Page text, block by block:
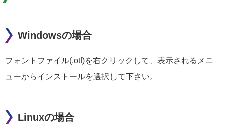
Windowsの場合
フォントファイル(.otf)を右クリックして、表示されるメニ
ューからインストールを選択して下さい。
Linuxの場合